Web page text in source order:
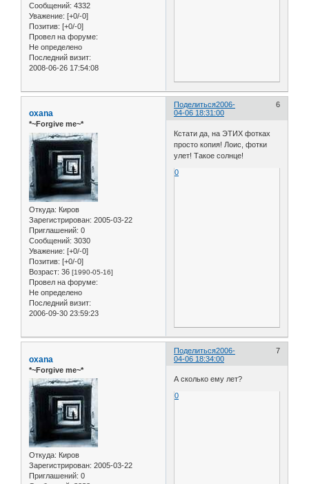
Сообщений: 4332
Уважение: [+0/-0]
Позитив: [+0/-0]
Провел на форуме:
Не определено
Последний визит:
2008-06-26 17:54:08
Поделиться 6
2006-
04-06 18:31:00
oxana
*~Forgive me~*
Откуда: Киров
Зарегистрирован: 2005-03-22
Приглашений: 0
Сообщений: 3030
Уважение: [+0/-0]
Позитив: [+0/-0]
Возраст: 36 [1990-05-16]
Провел на форуме:
Не определено
Последний визит:
2006-09-30 23:59:23
Кстати да, на ЭТИХ фотках
просто копия! Лоис, фотки
улет! Такое солнце!
0
Поделиться 7
2006-
04-06 18:34:00
oxana
*~Forgive me~*
Откуда: Киров
Зарегистрирован: 2005-03-22
Приглашений: 0
А сколько ему лет?
0